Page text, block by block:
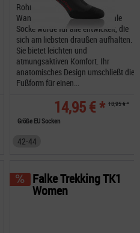
Rohner Trek'n Travel L/R
Wandersocken Diese funktionale
Socke wurde für alle entwickelt, die
sich am liebsten draußen aufhalten.
Sie bietet leichten und
atmungsaktiven Komfort. Ihr
anatomisches Design umschließt die
Fußform für einen...
14,95 € * 18,95 € *
Größe EU Socken
42-44
Falke Trekking TK1
Women